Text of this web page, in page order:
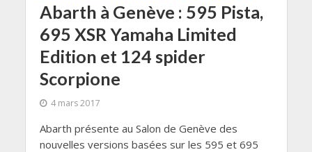
Abarth à Genève : 595 Pista,
695 XSR Yamaha Limited
Edition et 124 spider
Scorpione
4 mars 2017
Abarth présente au Salon de Genève des
nouvelles versions basées sur les 595 et 695